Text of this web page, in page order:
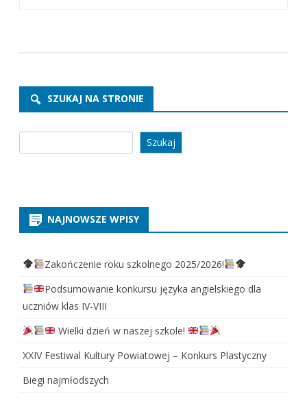
SZUKAJ NA STRONIE
Szukaj
NAJNOWSZE WPISY
Zakończenie roku szkolnego 2025/2026!
Podsumowanie konkursu języka angielskiego dla
uczniów klas IV-VIII
Wielki dzień w naszej szkole!
XXIV Festiwal Kultury Powiatowej – Konkurs Plastyczny
Biegi najmłodszych